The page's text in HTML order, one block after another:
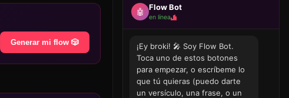
Generar mi flow 🎲
🤖 Flow Bot
en línea
¡Ey broki! 🎤 Soy Flow Bot.
Toca uno de estos botones
para empezar, o escríbeme lo
que tú quieras (puedo darte
un versículo, una frase, o un